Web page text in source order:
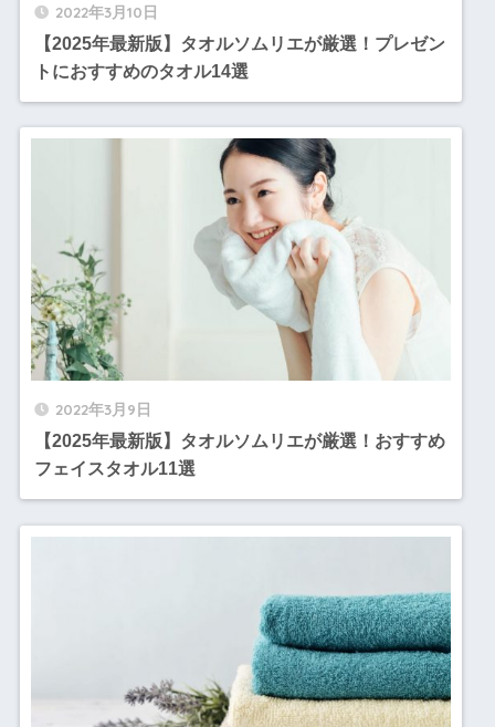
2022年3月10日
【2025年最新版】タオルソムリエが厳選！プレゼン
トにおすすめのタオル14選
2022年3月9日
【2025年最新版】タオルソムリエが厳選！おすすめ
フェイスタオル11選